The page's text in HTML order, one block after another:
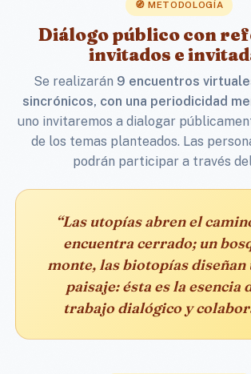
🧭 METODOLOGÍA
Diálogo público con
invitados e
Se realizarán 9 encuentros
sincrónicos, con una periodicidad
uno invitaremos a dialogar
de los temas planteados. Las
podrán participar a través
“Las utopías abren el
encuentra cerrado; un
monte, las biotopías diseñan
paisaje: ésta es la esencia
trabajo dialógico y